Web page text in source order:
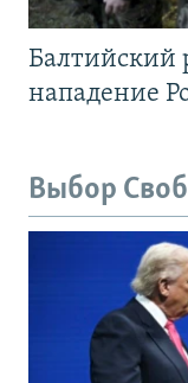
Балтийский
нападение
Выбор